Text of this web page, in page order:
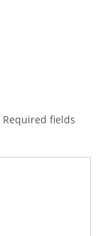
Required fields